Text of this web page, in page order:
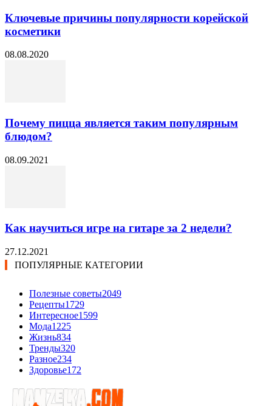
Ключевые причины популярности корейской
косметики
08.08.2020
Почему пицца является таким популярным
блюдом?
08.09.2021
Как научиться игре на гитаре за 2 недели?
27.12.2021
ПОПУЛЯРНЫЕ КАТЕГОРИИ
Полезные советы2049
Рецепты1729
Интересное1599
Мода1225
Жизнь834
Тренды320
Разное234
Здоровье172